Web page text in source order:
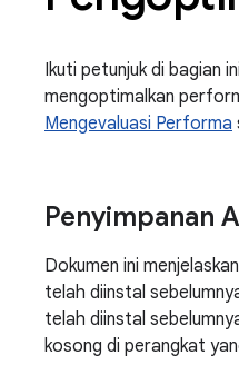
Ikuti petunjuk di bagian
mengoptimalkan
Mengevaluasi Performa
Penyimpanan
Dokumen ini
telah diinstal
telah diinstal
kosong di perangkat